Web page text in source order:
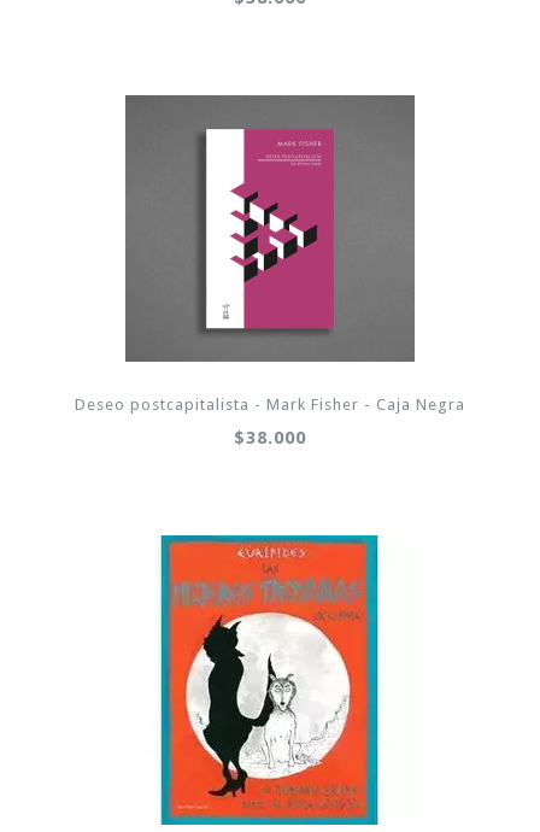
Deseo postcapitalista - Mark Fisher - Caja Negra
$38.000